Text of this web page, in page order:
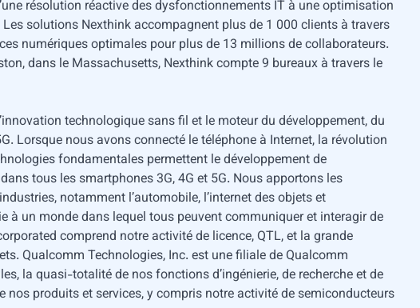
résolution réactive des dysfonctionnements IT à une optimisation
solutions Nexthink accompagnent plus de 1 000 clients à travers
numériques optimales pour plus de 13 millions de collaborateurs.
dans le Massachusetts, Nexthink compte 9 bureaux à travers le
technologique sans fil et le moteur du développement, du
Lorsque nous avons connecté le téléphone à Internet, la révolution
fondamentales permettent le développement de
tous les smartphones 3G, 4G et 5G. Nous apportons les
notamment l’automobile, l’internet des objets et
à un monde dans lequel tous peuvent communiquer et interagir de
comprend notre activité de licence, QTL, et la grande
Qualcomm Technologies, Inc. est une filiale de Qualcomm
la quasi-totalité de nos fonctions d’ingénierie, de recherche et de
produits et services, y compris notre activité de semiconducteurs